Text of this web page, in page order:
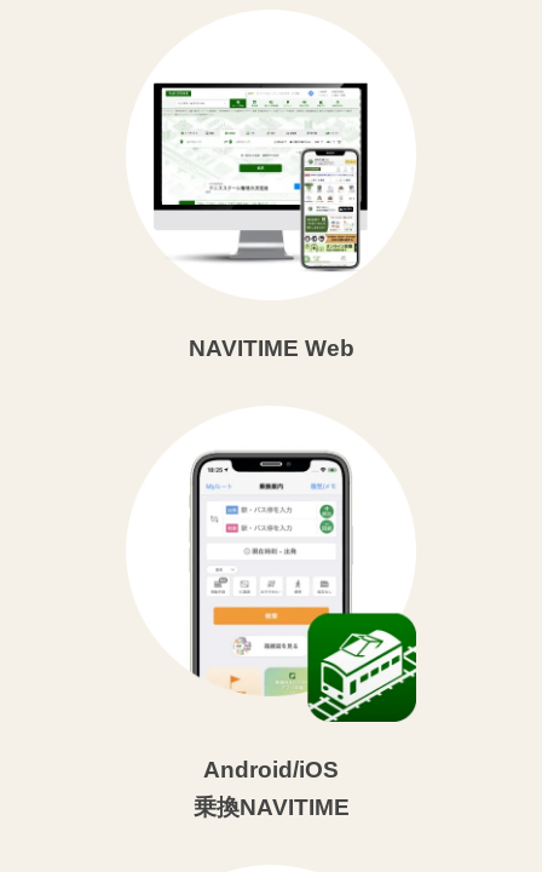
NAVITIME Web
Android/iOS
乗換NAVITIME